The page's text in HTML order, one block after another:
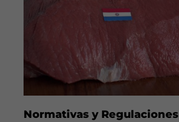
Normativas y Regulaciones